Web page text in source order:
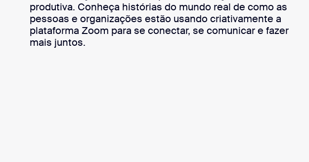
Instalar no computador
Central de downloads
produtiva. Conheça histórias do mundo real de como as
pessoas e organizações estão usando criativamente a
plataforma Zoom para se conectar, se comunicar e fazer
mais juntos.